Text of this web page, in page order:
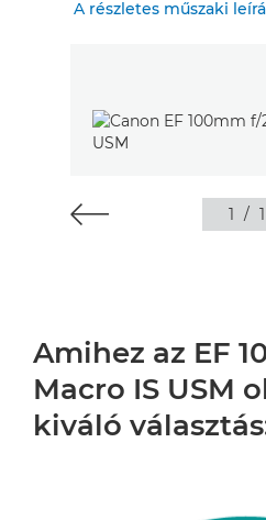
A részletes műszaki
1 / 1
Amihez az EF
Macro IS USM
kiváló